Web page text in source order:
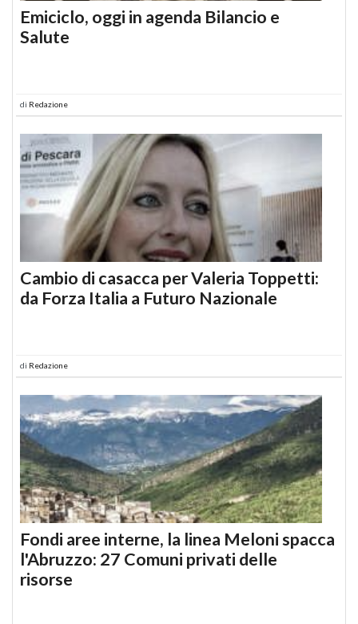
Emiciclo, oggi in agenda Bilancio e
Salute
di Redazione
Cambio di casacca per Valeria Toppetti:
da Forza Italia a Futuro Nazionale
di Redazione
Fondi aree interne, la linea Meloni spacca
l'Abruzzo: 27 Comuni privati delle
risorse